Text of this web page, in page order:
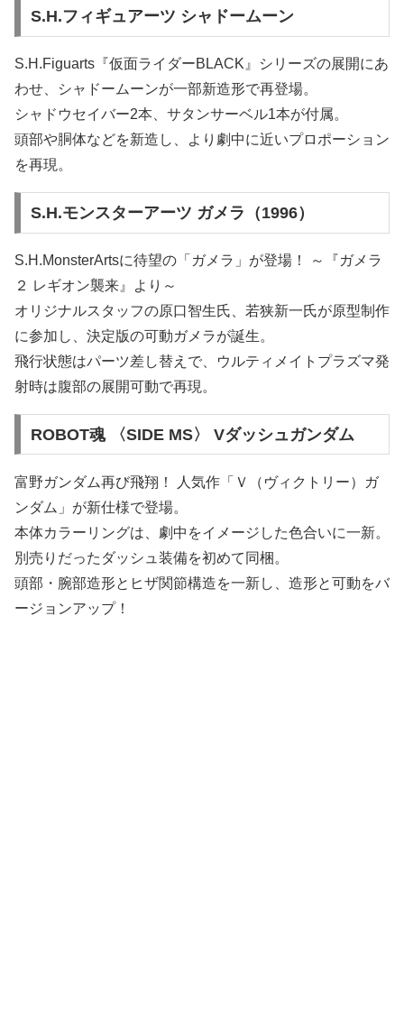
S.H.フィギュアーツ シャドームーン
S.H.Figuarts『仮面ライダーBLACK』シリーズの展開にあ
わせ、シャドームーンが一部新造形で再登場。
シャドウセイバー2本、サタンサーベル1本が付属。
頭部や胴体などを新造し、より劇中に近いプロポーション
を再現。
S.H.モンスターアーツ ガメラ（1996）
S.H.MonsterArtsに待望の「ガメラ」が登場！ ～『ガメラ
２ レギオン襲来』より～
オリジナルスタッフの原口智生氏、若狭新一氏が原型制作
に参加し、決定版の可動ガメラが誕生。
飛行状態はパーツ差し替えで、ウルティメイトプラズマ発
射時は腹部の展開可動で再現。
ROBOT魂 〈SIDE MS〉 Vダッシュガンダム
富野ガンダム再び飛翔！ 人気作「Ｖ（ヴィクトリー）ガ
ンダム」が新仕様で登場。
本体カラーリングは、劇中をイメージした色合いに一新。
別売りだったダッシュ装備を初めて同梱。
頭部・腕部造形とヒザ関節構造を一新し、造形と可動をバ
ージョンアップ！